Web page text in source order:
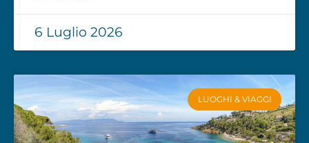
6 Luglio 2026
LUOGHI & VIAGGI